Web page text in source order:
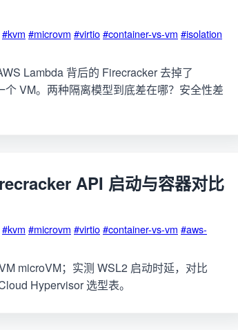
#kvm #microvm #virtio#container-vs-vm #isolation
Lambda 背后的 Firecracker 去掉了
VM。两种隔离模型到底差在哪？安全性差
API 启动与容器对比
#kvm #microvm #virtio#container-vs-vm #aws-
microVM；实测 WSL2 启动时延，对比
Hypervisor 选型表。